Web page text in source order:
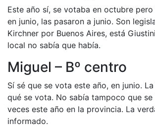
Este año sí, se votaba en octubre
en junio, las pasaron a junio. Son
Kirchner por Buenos Aires, está
local no sabía que había.
Miguel – Bº centro
Sí sé que se vota este año, en junio.
qué se vota. No sabía tampoco que
veces este año en la provincia. La
informado.